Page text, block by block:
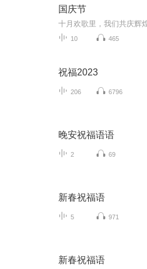
国庆节
10 465
祝福2023
206 6796
晚安祝福语语
2 69
新春祝福语
5 971
新春祝福语